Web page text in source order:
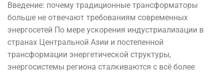
Введение: почему традиционные трансформаторы
больше не отвечают требованиям современных
энергосетей По мере ускорения индустриализации в
странах Центральной Азии и постепенной
трансформации энергетической структуры,
энергосистемы региона сталкиваются с всё более